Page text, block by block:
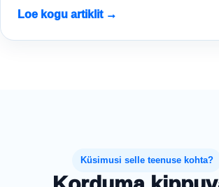
Loe kogu artiklit →
Küsimusi selle teenuse kohta?